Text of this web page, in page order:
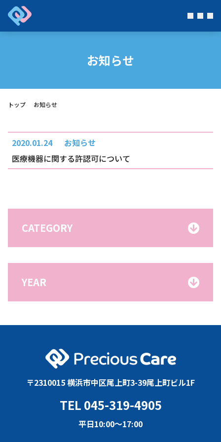
お知らせ
トップ お知らせ
2020.01.24
お知らせ
医療機器に関する許認可について
CATEGORY
YEAR
〒2310015 横浜市中区尾上町3-39尾上町ビル1F
TEL 045-319-4905
平日10:00〜17:00